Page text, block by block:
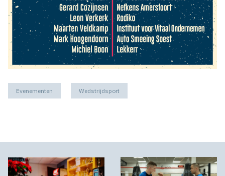
Evenementen Wedstrijdsport